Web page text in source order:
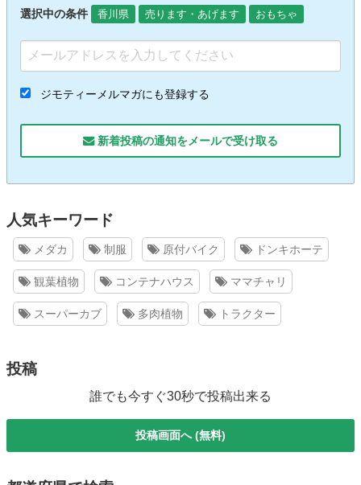
選択中の条件 香川県 売ります・あげます おもちゃ
ジモティーメルマガにも登録する
新着投稿の通知をメールで受け取る
人気キーワード
メダカ 制服 原付バイク ドンキホーテ
観葉植物 コンテナハウス ママチャリ
スーパーカブ 多肉植物 トラクター
投稿
誰でも今すぐ30秒で投稿出来る
投稿画面へ (無料)